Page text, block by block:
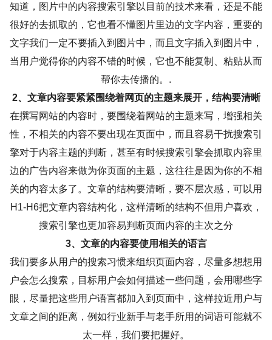
知道，图片中的内容搜索引擎以目前的技术来看，还是不能
很好的去抓取的，它也看不懂图片里边的文字内容，重要的
文字我们一定不要插入到图片中，而且文字插入到图片中，
当用户觉得你的内容不错的时候，它也不能复制、粘贴从而
帮你去传播的。.
2、文章内容要紧紧围绕着网页的主题来展开，结构要清晰
在撰写网站的内容时，要围绕着网站的主题来写，增强相关
性，不相关的内容不要出现在页面中，而且容易干扰搜索引
擎对于内容主题的判断，甚至有时候搜索引擎会抓取内容里
边的广告内容来做为你页面的主题，这往往是因为你的不相
关的内容太多了。文章的结构要清晰，要不层次感，可以用
H1-H6把文章内容结构化，这样清晰的结构不但用户喜欢，
搜索引擎也更加容易判断页面内容的主次之分
3、文章的内容要使用相关的语言
我们要多从用户的搜索习惯来组织页面内容，尽量多想想用
户会怎么搜索，目标用户会如何描述一些问题，会用哪些字
眼，尽量把这些用户语言都加入到页面中，这样拉近用户与
文章之间的距离，例如行业新手与老手所用的词语可能就不
太一样，我们要把握好。